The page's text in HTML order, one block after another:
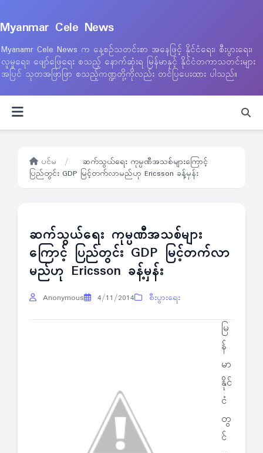
Myanmar Cele News
Myanamr Cele News က နေ့စဉ်သတင်းစာ အနေဖြင့် နိုင်ငံရေး၊ စီးပွားရေး၊
လူမှုရေး၊ ဖျော်ဖြေရေး စသည့် နောက်ဆုံးရ မြန်မာနှင့် နိုင်ငံတကာသတင်းများ
အပြင် သုတအဖြာဖြာ စသည့်ကဏ္ဍတို့ကိုလည်း တင်ပြပေးထား ပါသည်။
ပင်မ /
ဆက်သွယ်ရေး ကုမ္ပဏီအသစ်များကြောင့်
ပြည်တွင်း GDP မြင့်တက်လာမည်ဟု Ericsson ခန့်မှန်း
ဆက်သွယ်ရေး ကုမ္ပဏီအသစ်များ
ကြောင့် ပြည်တွင်း GDP မြင့်တက်လာ
မည်ဟု Ericsson ခန့်မှန်း
Anonymous 4/11/2014 စီးပွားရေး
မြ
န်
မာ
နိုင်
ငံ
တွ
င်